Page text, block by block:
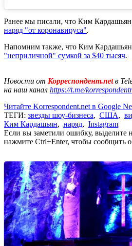
Ранее мы писали, что Ким Кардашьян
наряд "от коронавируса".
Напомним также, что Ким Кардашьян
"неприличной" сумкой за $40 тысяч.
Новости от Корреспондент.netв
на наш канал https://t.me/
Читайте Korrespondent.net в Google
ТЕГИ: звезды шоу-бизнеса, США,
Ким Кардашьян, наряд, Instagram
Если вы заметили ошибку, выделите
нажмите Ctrl+Enter, чтобы сообщить